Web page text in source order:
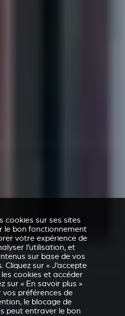
cookies sur ses sites
le bon fonctionnement
votre expérience de
l’utilisation, et
sur base de vos
Cliquez sur « J’accepte
cookies et accéder
sur « En savoir plus »
préférences de
le blocage de
peut entraver le bon